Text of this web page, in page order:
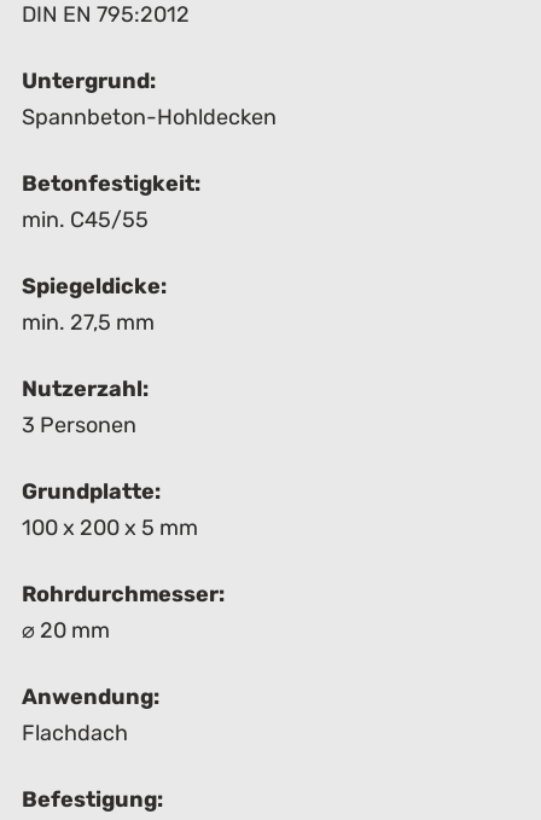
DIN EN 795:2012
Untergrund:
Spannbeton-Hohldecken
Betonfestigkeit:
min. C45/55
Spiegeldicke:
min. 27,5 mm
Nutzerzahl:
3 Personen
Grundplatte:
100 x 200 x 5 mm
Rohrdurchmesser:
⌀ 20 mm
Anwendung:
Flachdach
Befestigung: